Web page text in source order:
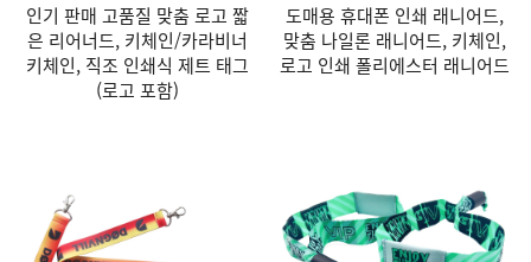
인기 판매 고품질 맞춤 로고 짧
은 리어너드, 키체인/카라비너
키체인, 직조 인쇄식 제트 태그
(로고 포함)
도매용 휴대폰 인쇄 래니어드,
맞춤 나일론 래니어드, 키체인,
로고 인쇄 폴리에스터 래니어드